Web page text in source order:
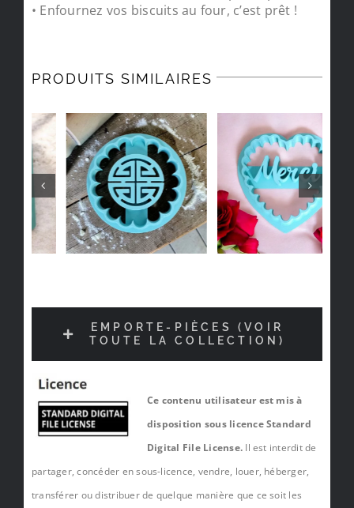
• Enfournez vos biscuits au four, c’est prêt !
PRODUITS SIMILAIRES
EMPORTE-PIÈCES (VOIR
TOUTE LA COLLECTION)
Ce contenu utilisateur est mis à
disposition sous licence Standard
Digital File License. Il est interdit de
partager, concéder en sous-licence, vendre, louer, héberger,
transférer ou distribuer de quelque manière que ce soit les